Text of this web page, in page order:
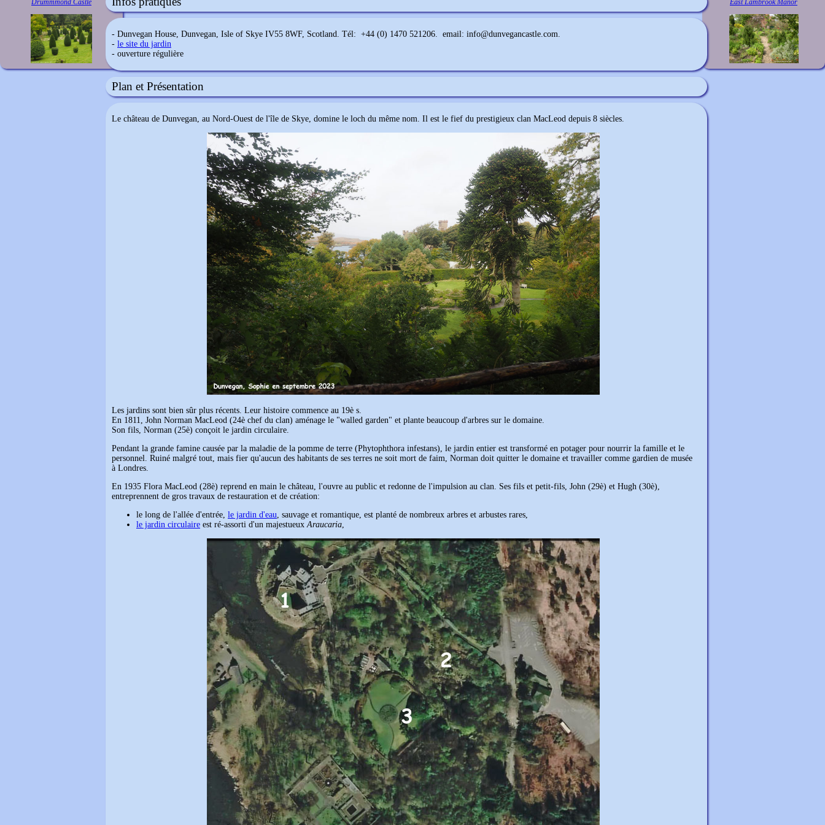
Drummmond Castle East Lambrook Manor
- Dunvegan House, Dunvegan, Isle of Skye IV55 8WF, Scotland. Tél: +44 (0) 1470 521206. email: info@dunvegancastle.com.
- le site du jardin
- ouverture régulière
Plan et Présentation
Le château de Dunvegan, au Nord-Ouest de l'île de Skye, domine le loch du même nom. Il est le fief du prestigieux clan MacLeod depuis 8 siècles.
Les jardins sont bien sûr plus récents. Leur histoire commence au 19è s.
En 1811, John Norman MacLeod (24è chef du clan) aménage le "walled garden" et plante beaucoup d'arbres sur le domaine.
Son fils, Norman (25è) conçoit le jardin circulaire.
Pendant la grande famine causée par la maladie de la pomme de terre (Phytophthora infestans), le jardin entier est transformé en potager pour nourrir la famille et le
personnel. Ruiné malgré tout, mais fier qu'aucun des habitants de ses terres ne soit mort de faim, Norman doit quitter le domaine et travailler comme gardien de musée
à Londres.
En 1935 Flora MacLeod (28è) reprend en main le château, l'ouvre au public et redonne de l'impulsion au clan. Ses fils et petit-fils, John (29è) et Hugh (30è),
entreprennent de gros travaux de restauration et de création:
le long de l'allée d'entrée, le jardin d'eau , sauvage et romantique, est planté de nombreux arbres et arbustes rares,
le jardin circulaire est ré-assorti d'un majestueux Araucaria